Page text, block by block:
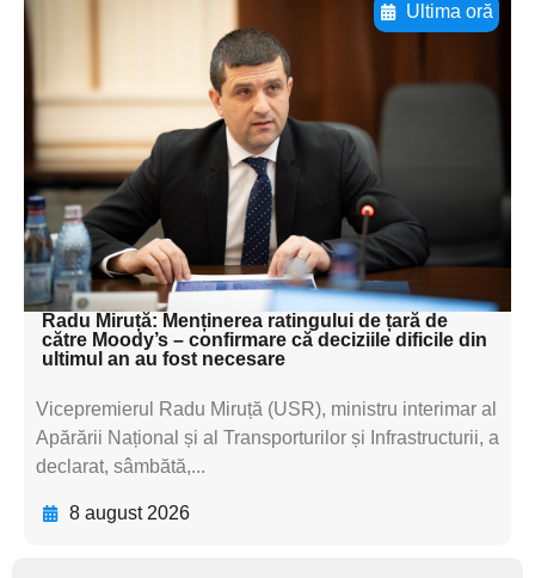
Ultima oră
Adaugă aici textul pentru
subtitluAdaugă aici
textul pentru
subtitluAdaugă aici
textul pentru
subtitluAdaugă aici
textul pentru subti
Radu Miruță: Menținerea ratingului de țară de
către Moody’s – confirmare că deciziile dificile din
ultimul an au fost necesare
Vicepremierul Radu Miruță (USR), ministru interimar al
Apărării Național și al Transporturilor și Infrastructurii, a
declarat, sâmbătă,...
8 august 2026